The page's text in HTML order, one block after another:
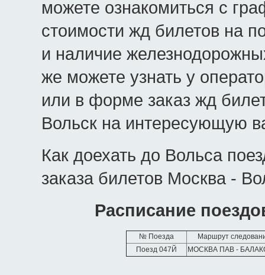
можете ознакомиться с
стоимости жд билетов на
и наличие
же можете узнать у
или в форме заказ жд
Вольск на интересующую
Как доехать до Вольса
заказа билетов Москва -
Расписание
№ Поезда
Маршрут
Поезд 047Й
МОСКВА ПАВ -